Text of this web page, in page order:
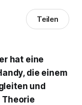
Teilen
hat eine
die einem
und